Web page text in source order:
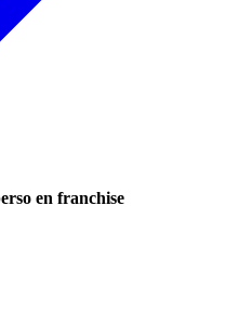
en franchise